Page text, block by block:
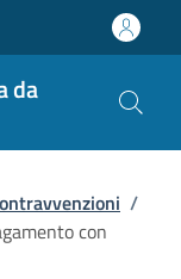
da
/
con